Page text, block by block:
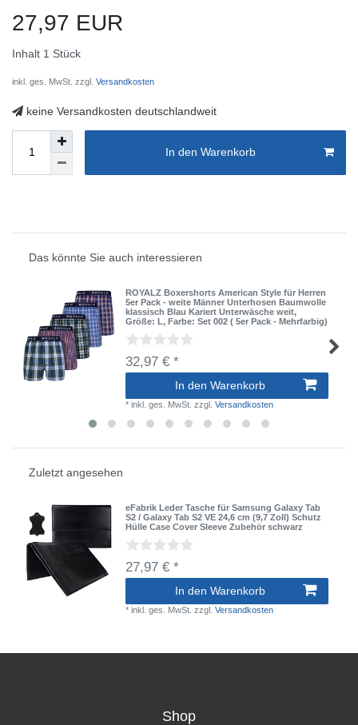
27,97 EUR
Inhalt 1 Stück
inkl. ges. MwSt. zzgl. Versandkosten
keine Versandkosten deutschlandweit
In den Warenkorb
Das könnte Sie auch interessieren
ROYALZ Boxershorts American Style für Herren
5er Pack - weite Männer Unterhosen Baumwolle
klassisch Blau Kariert Unterwäsche weit,
Größe: L, Farbe: Set 002 ( 5er Pack - Mehrfarbig)
32,97 € *
In den Warenkorb
*inkl. ges. MwSt. zzgl.Versandkosten
Zuletzt angesehen
eFabrik Leder Tasche für Samsung Galaxy Tab
S2 / Galaxy Tab S2 VE 24,6 cm (9,7 Zoll) Schutz
Hülle Case Cover Sleeve Zubehör schwarz
27,97 € *
In den Warenkorb
*inkl. ges. MwSt. zzgl.Versandkosten
Shop